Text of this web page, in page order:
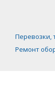
Перевозки,
Ремонт